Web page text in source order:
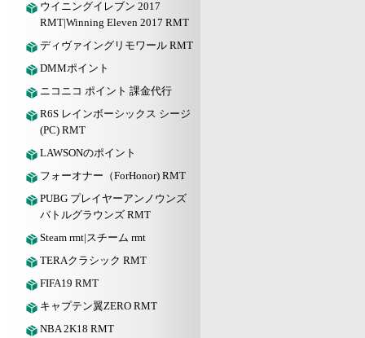
ウイニングイレブン 2017
RMT|Winning Eleven 2017 RMT
ディヴァイングリモワール RMT
DMMポイント
ニコニコ ポイント 課金代行
R6S レインボーシックス シージ
(PC) RMT
LAWSONのポイント
フォーオナー（ForHonor) RMT
PUBG プレイヤーアンノウンズ
バトルグラウンズ RMT
Steam rmt|スチーム rmt
TERAクラシック RMT
FIFA19 RMT
キャプテン翼ZERO RMT
NBA 2K18 RMT